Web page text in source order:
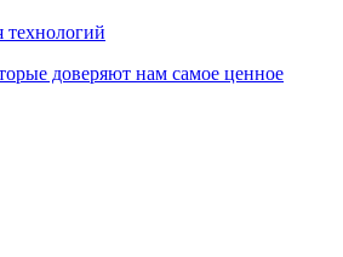
технологий
доверяют нам самое ценное